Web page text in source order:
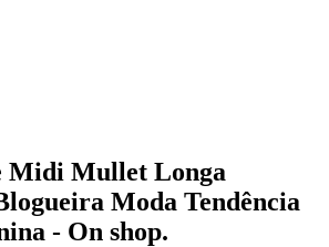
Midi Mullet Longa
Moda Tendência
- On shop.